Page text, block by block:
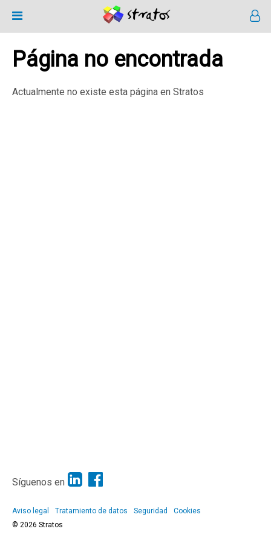
Página no encontrada
Actualmente no existe esta página en Stratos
Síguenos en
Aviso legal Tratamiento de datos Seguridad
Cookies
© 2026 Stratos